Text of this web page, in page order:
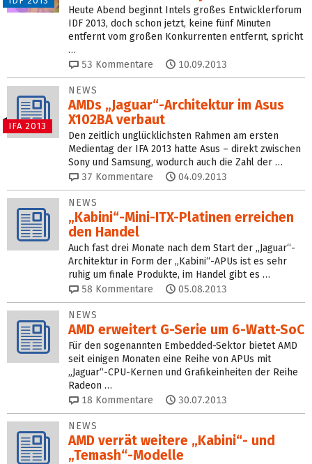
Heute Abend beginnt Intels großes Entwicklerforum
IDF 2013, doch schon jetzt, keine fünf Minuten
entfernt vom großen Konkurrenten entfernt, spricht
…
53 Kommentare 10.09.2013
IFA 2013
NEWS
AMDs „Jaguar“-Architektur im Asus
X102BA verbaut
Den zeitlich unglücklichsten Rahmen am ersten
Medientag der IFA 2013 hatte Asus – direkt zwischen
Sony und Samsung, wodurch auch die Zahl der …
37 Kommentare 04.09.2013
NEWS
„Kabini“-Mini-ITX-Platinen erreichen
den Handel
Auch fast drei Monate nach dem Start der „Jaguar“-
Architektur in Form der „Kabini“-APUs ist es sehr
ruhig um finale Produkte, im Handel gibt es …
58 Kommentare 05.08.2013
NEWS
AMD erweitert G-Serie um 6-Watt-SoC
Für den sogenannten Embedded-Sektor bietet AMD
seit einigen Monaten eine Reihe von APUs mit
„Jaguar“-CPU-Kernen und Grafikeinheiten der Reihe
Radeon …
18 Kommentare 30.07.2013
NEWS
AMD verrät weitere „Kabini“- und
„Temash“-Modelle